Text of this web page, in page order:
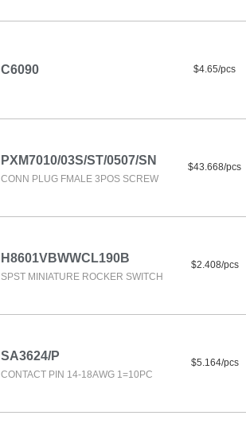
C6090 $4.65/pcs
PXM7010/03S/ST/0507/SN
CONN PLUG FMALE 3POS SCREW
$43.668/pcs
H8601VBWWCL190B
SPST MINIATURE ROCKER SWITCH
$2.408/pcs
SA3624/P
CONTACT PIN 14-18AWG 1=10PC
$5.164/pcs